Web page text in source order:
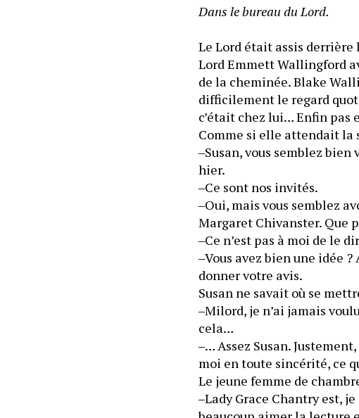
Dans le bureau du Lord.
Le Lord était assis derrière
Lord Emmett Wallingford
de la cheminée. Blake
difficilement le regard
c’était chez lui… Enfin pas
Comme si elle attendait la
‒Susan, vous semblez bien
hier.
‒Ce sont nos invités.
‒Oui, mais vous semblez
Margaret Chivanster. Que
‒Ce n’est pas à moi de le
‒Vous avez bien une idée
donner votre avis.
Susan ne savait où se
‒Milord, je n’ai jamais
cela…
‒… Assez Susan.
moi en toute sincérité, ce
Le jeune femme de
‒Lady Grace Chantry est,